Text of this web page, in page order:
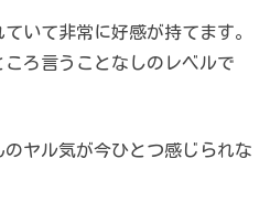
いて非常に好感が持てます。
ろ言うことなしのレベルで
ヤル気が今ひとつ感じられな